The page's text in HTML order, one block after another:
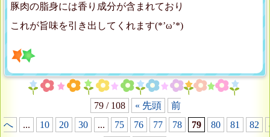
豚肉の脂身には香り成分が含まれており
これが旨味を引き出してくれます(*’ω’*)
79 / 108 « 先頭
前
へ
... 10 20 30 ... 75 76 77 78 79 80 81 82